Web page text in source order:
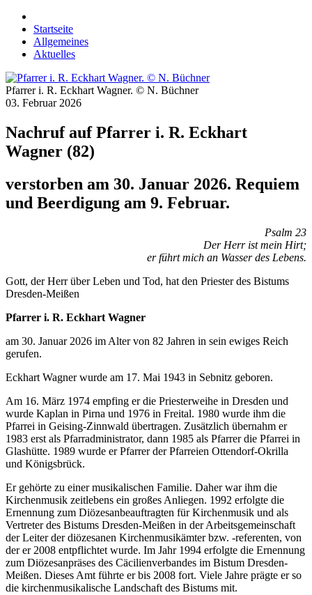
Startseite
Allgemeines
Aktuelles
Pfarrer i. R. Eckhart Wagner. © N. Büchner
03. Februar 2026
Nachruf auf Pfarrer i. R. Eckhart
Wagner (82)
verstorben am 30. Januar 2026. Requiem
und Beerdigung am 9. Februar.
Psalm 23
Der Herr ist mein Hirt;
er führt mich an Wasser des Lebens.
Gott, der Herr über Leben und Tod, hat den Priester des Bistums
Dresden-Meißen
Pfarrer i. R. Eckhart Wagner
am 30. Januar 2026 im Alter von 82 Jahren in sein ewiges Reich
gerufen.
Eckhart Wagner wurde am 17. Mai 1943 in Sebnitz geboren.
Am 16. März 1974 empfing er die Priesterweihe in Dresden und
wurde Kaplan in Pirna und 1976 in Freital. 1980 wurde ihm die
Pfarrei in Geising-Zinnwald übertragen. Zusätzlich übernahm er
1983 erst als Pfarradministrator, dann 1985 als Pfarrer die Pfarrei in
Glashütte. 1989 wurde er Pfarrer der Pfarreien Ottendorf-Okrilla
und Königsbrück.
Er gehörte zu einer musikalischen Familie. Daher war ihm die
Kirchenmusik zeitlebens ein großes Anliegen. 1992 erfolgte die
Ernennung zum Diözesanbeauftragten für Kirchenmusik und als
Vertreter des Bistums Dresden-Meißen in der Arbeitsgemeinschaft
der Leiter der diözesanen Kirchenmusikämter bzw. -referenten, von
der er 2008 entpflichtet wurde. Im Jahr 1994 erfolgte die Ernennung
zum Diözesanpräses des Cäcilienverbandes im Bistum Dresden-
Meißen. Dieses Amt führte er bis 2008 fort. Viele Jahre prägte er so
die kirchenmusikalische Landschaft des Bistums mit.